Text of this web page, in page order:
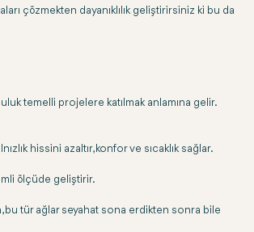
çözmekten dayanıklılık geliştirirsiniz ki bu da
temelli projelere katılmak anlamına gelir.
hissini azaltır, konfor ve sıcaklık sağlar.
ölçüde geliştirir.
bu tür ağlar seyahat sona erdikten sonra bile